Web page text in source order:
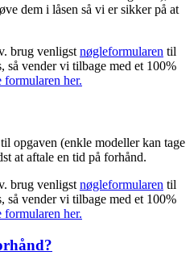
dem i låsen så vi er sikker på at
brug venligst nøgleformularen til
så vender vi tilbage med et 100%
formularen her.
opgaven (enkle modeller kan tage
at aftale en tid på forhånd.
brug venligstnøgleformularen til
så vender vi tilbage med et 100%
formularen her.